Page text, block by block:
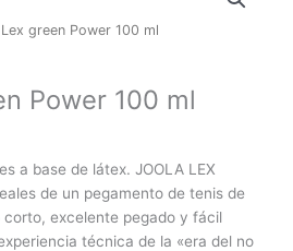
green Power 100 ml
Power 100 ml
a base de látex. JOOLA LEX
de un pegamento de tenis de
excelente pegado y fácil
técnica de la «era del no